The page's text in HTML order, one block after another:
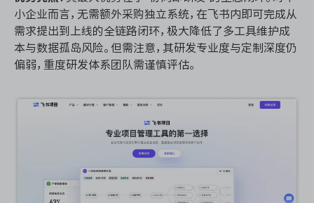
小企业而言，无需额外采购独立系统，在飞书内即可完成从
需求提出到上线的全链路闭环，极大降低了多工具维护成
本与数据孤岛风险。但需注意，其研发专业度与定制深度仍
偏弱，重度研发体系团队需谨慎评估。